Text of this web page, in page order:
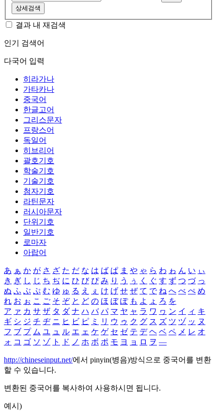
상세검색
결과 내 재검색
인기 검색어
다국어 입력
히라가나
가타카나
중국어
한글고어
그리스문자
프랑스어
독일어
히브리어
괄호기호
학술기호
기술기호
첨자기호
라틴문자
러시아문자
단위기호
일반기호
로마자
아랍어
あ ぁ か が さ ざ た だ な は ば ぱ ま や ゃ ら わ ゎ ん い ぃ
き ぎ し じ ち ぢ に ひ び ぴ み り う ぅ く ぐ す ず つ づ っ
ぬ ふ ぶ ぷ む ゆ ゅ る え ぇ け げ せ ぜ て で ね へ べ ぺ め
れ お ぉ こ ご そ ぞ と ど の ほ ぼ ぽ も よ ょ ろ を
ア ァ カ サ ザ タ ダ ナ ハ バ パ マ ヤ ャ ラ ワ ヮ ン イ ィ キ
ギ シ ジ チ ヂ ニ ヒ ビ ピ ミ リ ウ ゥ ク グ ス ズ ツ ヅ ッ ヌ
フ ブ プ ム ユ ュ ル エ ェ ケ ゲ セ ゼ テ デ ヘ ベ ペ メ レ オ
ォ コ ゴ ソ ゾ ト ド ノ ホ ボ ポ モ ヨ ョ ロ ヲ ―
http://chineseinput.net/에서 pinyin(병음)방식으로 중국어를 변환
할 수 있습니다.
변환된 중국어를 복사하여 사용하시면 됩니다.
예시)